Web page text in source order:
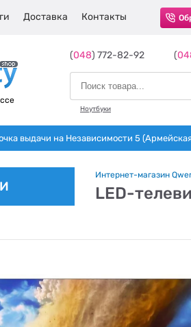
Доставка Контакты
(048) 772-82-92 (
Ноутбуки
выдачи на Независимости 5
Интернет-магазин
LED-